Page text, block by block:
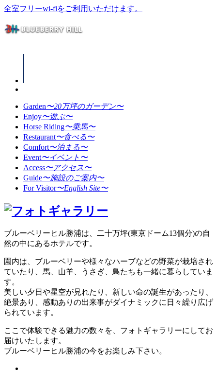
全室フリーwi-fiをご利用いただけます。
Garden〜20万坪のガーデン〜
Enjoy〜遊ぶ〜
Horse Riding〜乗馬〜
Restaurant〜食べる〜
Comfort〜泊まる〜
Event〜イベント〜
Access〜アクセス〜
Guide〜施設のご案内〜
For Visitor〜English Site〜
ブルーベリーヒル勝浦は、二十万坪(東京ドーム13個分)の自
然の中にあるホテルです。
園内は、ブルーベリーや様々なハーブなどの野菜が栽培され
ていたり、馬、山羊、うさぎ、鳥たちも一緒に暮らしていま
す。
美しい夕日や星空が見れたり、新しい命の誕生があったり、
絶景あり、感動ありの出来事がダイナミックに日々繰り広げ
られています。
ここで体験できる魅力の数々を、フォトギャラリーにしてお
届けいたします。
ブルーベリーヒル勝浦の今をお楽しみ下さい。